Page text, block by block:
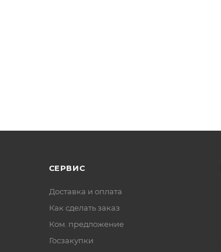
СЕРВИС
Доставка и оплата
Как сделать заказ
Ком. предложение
Госзакупки